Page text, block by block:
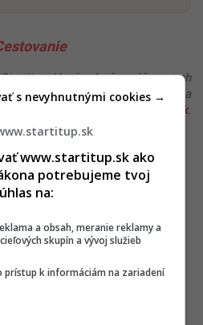
V prípade, že máš postreh
v článku chybu, napíš nám na
redakcia@startitup.sk.
www.startitup.sk ako
potrebujeme tvoj
na:
a obsah, meranie reklamy a
skupín a vývoj služieb
prístup k informáciám na zariadení
s nevyhnutnými cookies →